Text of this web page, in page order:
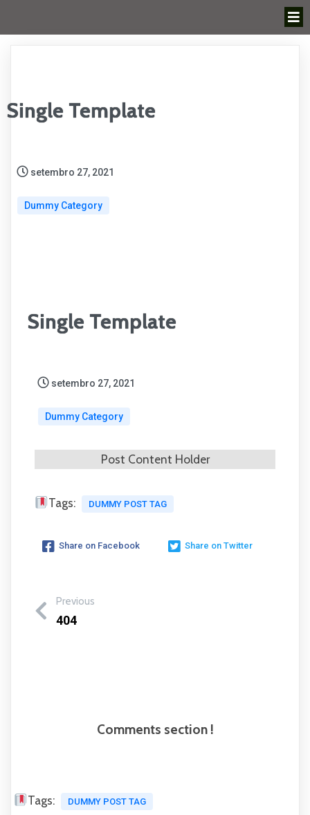
Single Template
setembro 27, 2021
Dummy Category
Single Template
setembro 27, 2021
Dummy Category
Post Content Holder
Tags: DUMMY POST TAG
Share on Facebook Share on Twitter
Previous
404
Comments section !
Tags: DUMMY POST TAG